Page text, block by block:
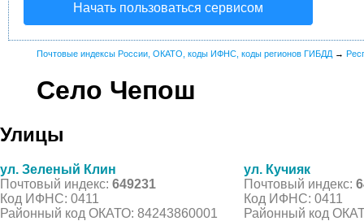
Начать пользоваться сервисом
Почтовые индексы России, ОКАТО, коды ИФНС, коды регионов ГИБДД →
Село Чепош
Улицы
ул. Зеленый Клин
Почтовый индекс: 649231
Код ИФНС: 0411
Районный код ОКАТО: 84243860001
ул. Кучияк
Почтовый индекс:
Код ИФНС: 0411
Районный код